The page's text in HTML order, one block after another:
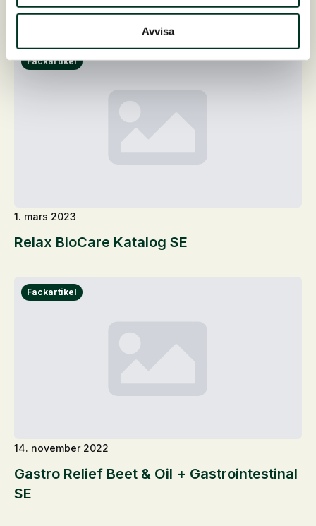
Avvisa
GlucoGard – EquiGard SE
Relax BioCare Katalog SE
1. mars 2023
Gastro Relief Beet & Oil + Gastrointestinal
SE
14. november 2022